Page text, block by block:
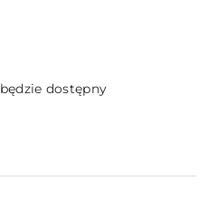
dostępny